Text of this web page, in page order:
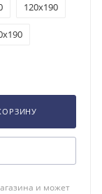
120x190
и может